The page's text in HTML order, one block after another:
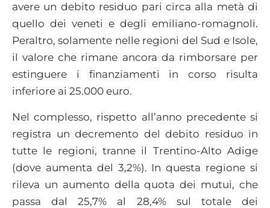
avere un debito residuo pari circa alla metà di
quello dei veneti e degli emiliano-romagnoli.
Peraltro, solamente nelle regioni del Sud e Isole,
il valore che rimane ancora da rimborsare per
estinguere i finanziamenti in corso risulta
inferiore ai 25.000 euro.
Nel complesso, rispetto all’anno precedente si
registra un decremento del debito residuo in
tutte le regioni, tranne il Trentino-Alto Adige
(dove aumenta del 3,2%). In questa regione si
rileva un aumento della quota dei mutui, che
passa dal 25,7% al 28,4% sul totale dei